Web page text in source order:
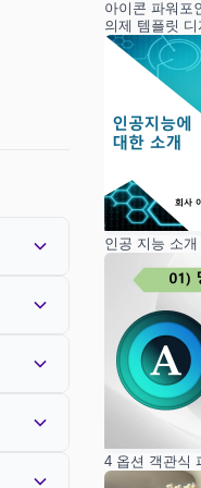
아이콘 파워포
의제 템플릿 디
인공 지능 소
4 옵션 객관식